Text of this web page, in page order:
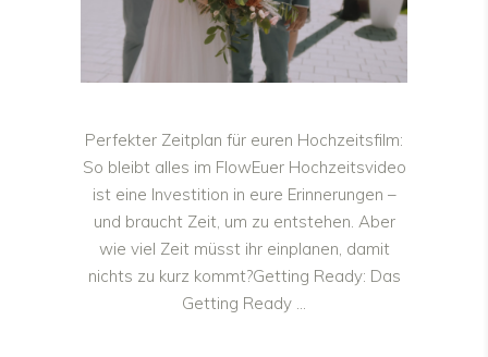
Perfekter Zeitplan für euren Hochzeitsfilm:
So bleibt alles im FlowEuer Hochzeitsvideo
ist eine Investition in eure Erinnerungen –
und braucht Zeit, um zu entstehen. Aber
wie viel Zeit müsst ihr einplanen, damit
nichts zu kurz kommt?Getting Ready: Das
Getting Ready